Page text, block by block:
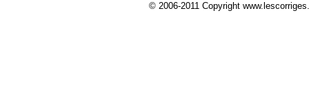
© 2006-2011 Copyright